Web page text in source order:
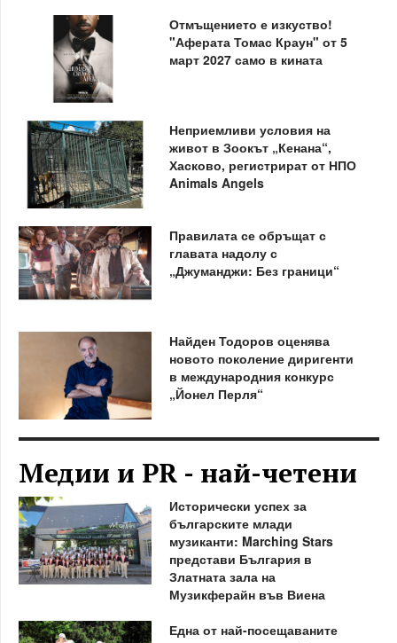
Отмъщението е изкуство!
"Аферата Томас Краун" от 5
март 2027 само в кината
Неприемливи условия на
живот в Зоокът „Кенана“,
Хасково, регистрират от НПО
Animals Angels
Правилата се обръщат с
главата надолу с
„Джуманджи: Без граници“
Найден Тодоров оценява
новото поколение диригенти
в международния конкурс
„Йонел Перля“
Медии и PR - най-четени
Исторически успех за
българските млади
музиканти: Marching Stars
представи България в
Златната зала на
Музикферайн във Виена
Една от най-посещаваните